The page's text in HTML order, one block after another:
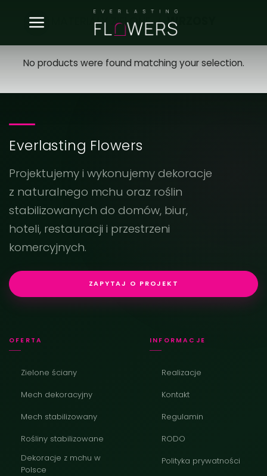
MATERIAŁY ZIELONE / WRZOSY
No products were found matching your selection.
Everlasting Flowers
Projektujemy i wykonujemy dekoracje
z naturalnego mchu oraz roślin
stabilizowanych do domów, biur,
hoteli, restauracji i przestrzeni
komercyjnych.
ZAPYTAJ O PROJEKT
OFERTA
Zielone ściany
Mech dekoracyjny
Mech stabilizowany
Rośliny stabilizowane
Dekoracje z mchu w
Polsce
INFORMACJE
Realizacje
Kontakt
Regulamin
RODO
Polityka prywatności